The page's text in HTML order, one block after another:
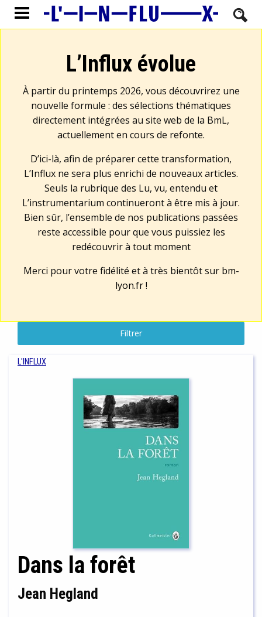
L’Influx évolue
À partir du printemps 2026, vous découvrirez une
nouvelle formule : des sélections thématiques
directement intégrées au site web de la BmL,
actuellement en cours de refonte.
D’ici-là, afin de préparer cette transformation,
L’Influx ne sera plus enrichi de nouveaux articles.
Seuls la rubrique des Lu, vu, entendu et
L’instrumentarium continueront à être mis à jour.
Bien sûr, l’ensemble de nos publications passées
reste accessible pour que vous puissiez les
redécouvrir à tout moment
Merci pour votre fidélité et à très bientôt sur bm-
lyon.fr!
Filtrer
L'INFLUX
Dans la forêt
Jean Hegland